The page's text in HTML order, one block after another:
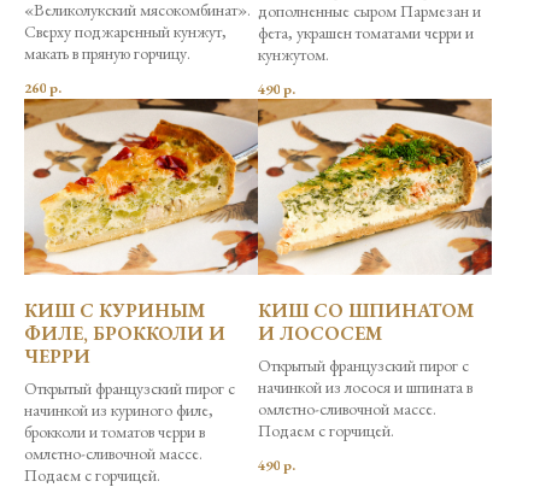
«Великолукский мясокомбинат».
Сверху поджаренный кунжут,
макать в пряную горчицу.
260р.
дополненные сыром Пармезан и
фета, украшен томатами черри и
кунжутом.
490р.
КИШ С КУРИНЫМ
ФИЛЕ, БРОККОЛИ И
ЧЕРРИ
Открытый французский пирог с
начинкой из куриного филе,
брокколи и томатов черри в
омлетно-сливочной массе.
Подаем с горчицей.
КИШ СО ШПИНАТОМ
И ЛОСОСЕМ
Открытый французский пирог с
начинкой из лосося и шпината в
омлетно-сливочной массе.
Подаем с горчицей.
490р.